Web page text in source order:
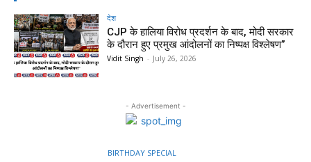
देश
CJP के हालिया विरोध प्रदर्शन के बाद, मोदी सरकार
के दौरान हुए प्रमुख आंदोलनों का निष्पक्ष विश्लेषण”
Vidit Singh - July 26, 2026
- Advertisement -
BIRTHDAY SPECIAL